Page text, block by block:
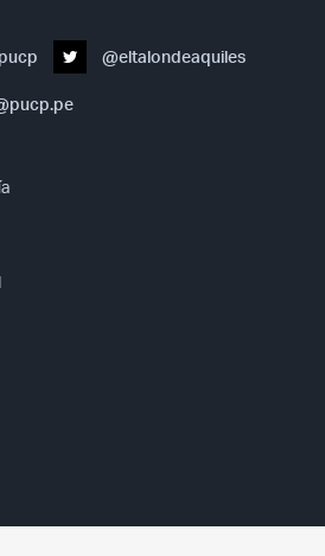
@eltalondeaquiles